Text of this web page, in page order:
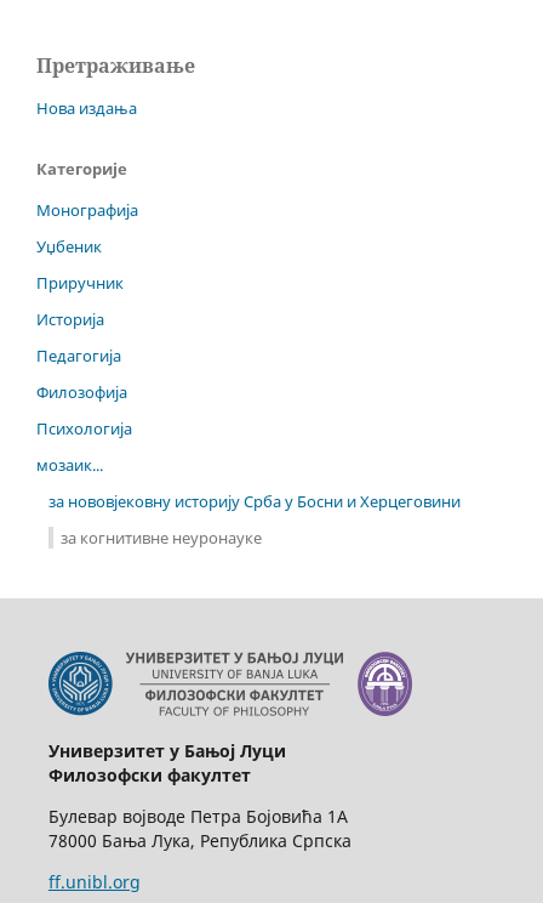
Претраживање
Нова издања
Категорије
Монографија
Уџбеник
Приручник
Историја
Педагогија
Филозофија
Психологија
мозаик...
за нововјековну историју Срба у Босни и Херцеговини
за когнитивне неуронауке
Универзитет у Бањој Луци
Филозофски факултет
Булевар војводе Петра Бојовића 1А
78000 Бања Лука, Република Српска
ff.unibl.org